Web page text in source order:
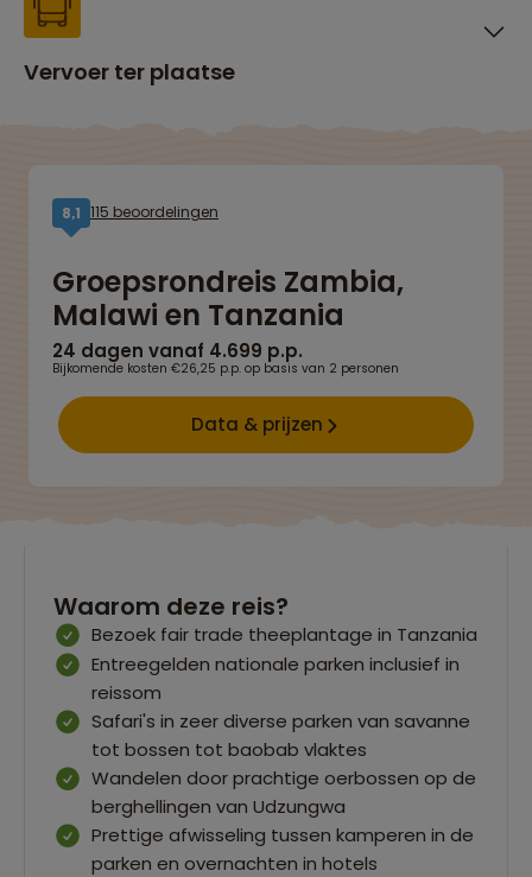
Vervoer ter plaatse
8,1 115 beoordelingen
Groepsrondreis Zambia,
Malawi en Tanzania
24 dagen vanaf 4.699 p.p.
Bijkomende kosten €26,25 p.p. op basis van 2 personen
Data & prijzen
Waarom deze reis?
Bezoek fair trade theeplantage in Tanzania
Entreegelden nationale parken inclusief in
reissom
Safari's in zeer diverse parken van savanne
tot bossen tot baobab vlaktes
Wandelen door prachtige oerbossen op de
berghellingen van Udzungwa
Prettige afwisseling tussen kamperen in de
parken en overnachten in hotels